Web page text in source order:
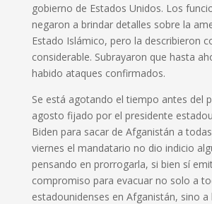
gobierno de Estados Unidos. Los
negaron a brindar detalles sobre la
Estado Islámico, pero la describieron
considerable. Subrayaron que hasta
habido ataques confirmados.
Se está agotando el tiempo antes del
agosto fijado por el presidente
Biden para sacar de Afganistán a
viernes el mandatario no dio indicio
pensando en prorrogarla, si bien sí
compromiso para evacuar no solo a
estadounidenses en Afganistán, sino a